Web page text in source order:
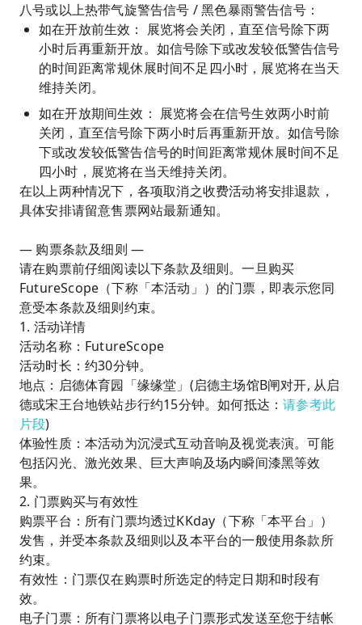
八号或以上热带气旋警告信号 / 黑色暴雨警告信号：
如在开放前生效： 展览将会关闭，直至信号除下两
小时后再重新开放。如信号除下或改发较低警告信号
的时间距离常规休展时间不足四小时，展览将在当天
维持关闭。
如在开放期间生效： 展览将会在信号生效两小时前
关闭，直至信号除下两小时后再重新开放。如信号除
下或改发较低警告信号的时间距离常规休展时间不足
四小时，展览将在当天维持关闭。
在以上两种情况下，各项取消之收费活动将安排退款，
具体安排请留意售票网站最新通知。
— 购票条款及细则 —
请在购票前仔细阅读以下条款及细则。一旦购买
FutureScope（下称「本活动」）的门票，即表示您同
意受本条款及细则约束。
1. 活动详情
活动名称：FutureScope
活动时长：约30分钟。
地点：启德体育园「缘缘堂」(启德主场馆B闸对开, 从启
德或宋王台地铁站步行约15分钟。如何抵达：请参考此
片段)
体验性质：本活动为沉浸式互动音响及视觉表演。可能
包括闪光、激光效果、巨大声响及场内瞬间漆黑等效
果。
2. 门票购买与有效性
购票平台：所有门票均透过KKday（下称「本平台」）
发售，并受本条款及细则以及本平台的一般使用条款所
约束。
有效性：门票仅在购票时所选定的特定日期和时段有
效。
电子门票：所有门票将以电子门票形式发送至您于结帐